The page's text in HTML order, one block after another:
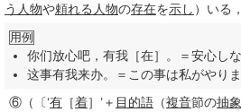
う 人物や頼れる 人物の存在を示し ）いる，
用例
你们放心吧，有我［在］。＝安心し
这事有我来办。＝この事は私がやりま
⑥ （〔‘有 ［着］’＋ 目的語 （複音節の抽